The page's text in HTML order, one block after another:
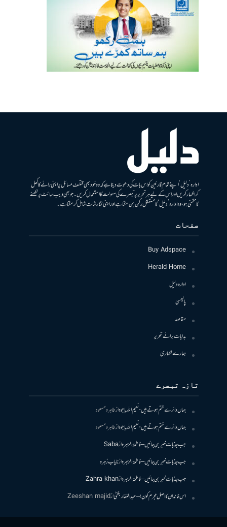
ادارہ ’دلیل‘ اپنے تمام قارئین کو اس بات کی دعوت دیتا ہے کہ وہ خود بھی مختلف مسائل پر اپنی رائے کا کھل
کر اظہار کریں اور اس کے لیے ہر تحریر پر تبصرے کی سہولت کا استعمال کریں۔ جو بھی ویب سائٹ پر لکھنے
کا متمنی ہو، وہ ادارہ ’دلیل‘ کا مستقل رکن بن سکتا ہے اور اپنی نگارشات شامل کرسکتا ہے۔
صفحات
Buy Adspace
Herald Home
ادارہ دلیل
پالیسی
مقاصد
ہدایات برائے تحریر
ہمارے لکھاری
تازہ تبصرے
جہاں دائرے ختم ہوتے ہیں- نعیم اللہ باجوہازطاہرہ مسعود
جہاں دائرے ختم ہوتے ہیں- نعیم اللہ باجوہازطاہرہ مسعود
جب جذبات خبر بن جائیں – فاطمۃالزہرہازSaba
جب جذبات خبر بن جائیں – فاطمۃالزہرہازنایاب زہرہ
جب جذبات خبر بن جائیں – فاطمۃالزہرہازZahra khan
اس خاندان کا اصل مجرم کون! – عبدالغفار بگٹیازZeeshan majid